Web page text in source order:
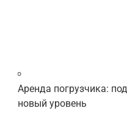
Аренда погрузчика:
новый уровень